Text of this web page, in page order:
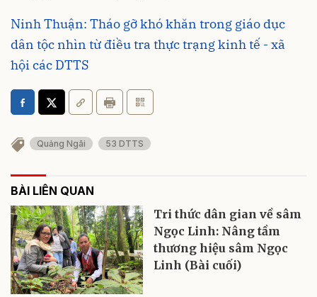
Ninh Thuận: Tháo gỡ khó khăn trong giáo dục
dân tộc nhìn từ điều tra thực trạng kinh tế - xã
hội các DTTS
Quảng Ngãi 53 DTTS
BÀI LIÊN QUAN
Tri thức dân gian về sâm
Ngọc Linh: Nâng tầm
thương hiệu sâm Ngọc
Linh (Bài cuối)